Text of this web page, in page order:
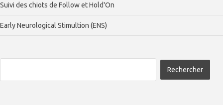
Suivi des chiots de Follow et Hold'On
Early Neurological Stimultion (ENS)